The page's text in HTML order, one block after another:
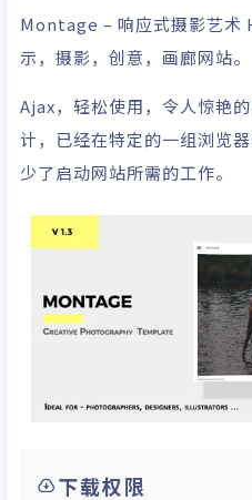
Montage – 响应式摄影艺术
示，摄影，创意，画廊网站。
Ajax，轻松使用，令人惊艳
计，已经在特定的一组浏览
少了启动网站所需的工作。
下载权限